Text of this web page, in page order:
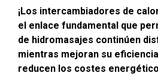
¡Los intercambiadores de
el enlace fundamental que
de hidromasajes continúen
mientras mejoran su
reducen los costes